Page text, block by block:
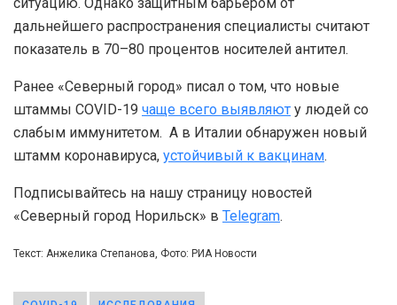
дальнейшего распространения специалисты считают
показатель в 70–80 процентов носителей антител.
Ранее «Северный город» писал о том, что новые
штаммы COVID-19 чаще всего выявляют у людей со
слабым иммунитетом. А в Италии обнаружен новый
штамм коронавируса, устойчивый к вакцинам.
Подписывайтесь на нашу страницу новостей
«Северный город Норильск» в Telegram.
Текст: Анжелика Степанова, Фото: РИА Новости